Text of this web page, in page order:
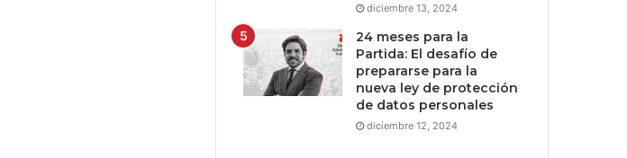
diciembre 13, 2024
24 meses para la
Partida: El desafío de
prepararse para la
nueva ley de protección
de datos personales
diciembre 12, 2024